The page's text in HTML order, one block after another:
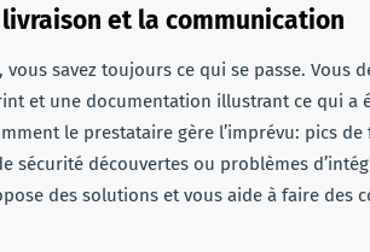
et la communication
savez toujours ce qui se passe. Vous
et une documentation illustrant ce qui a
le prestataire gère l’imprévu: pics de
sécurité découvertes ou problèmes
des solutions et vous aide à faire des